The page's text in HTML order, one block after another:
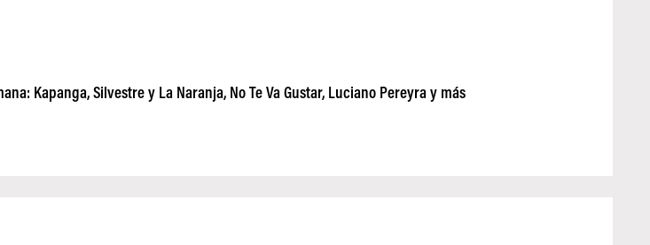
Kapanga, Silvestre y La Naranja, No Te Va Gustar, Luciano Pereyra y más